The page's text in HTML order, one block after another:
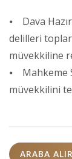
⦁ Dava
delilleri
müvekkiline
⦁ Mahkeme
müvekkilini
ARABA